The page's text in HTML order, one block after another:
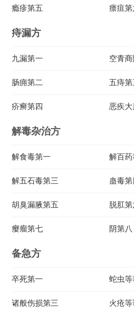
瘾疹第五 瘭疽第
痔漏方
九漏第一 空青商
肠痈第二 五痔第
疥癣第四 恶疾
解毒杂治方
解食毒第一 解百药
解五石毒第三 蛊毒
胡臭漏腋第五 脱肛第
瘿瘤第七 阴第八
备急方
卒死第一 蛇虫等
诸般伤损第三 火疮